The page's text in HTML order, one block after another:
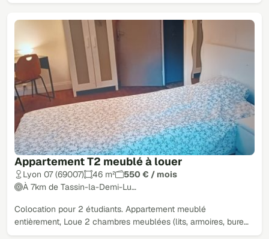
Appartement T2 meublé à louer
Lyon 07 (69007) 46 m²
550 € / mois
À 7km de Tassin-la-Demi-Lu…
Colocation pour 2 étudiants. Appartement meublé
entièrement, Loue 2 chambres meublées (lits, armoires, bure…